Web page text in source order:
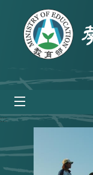
跳到主要內容區塊
:::